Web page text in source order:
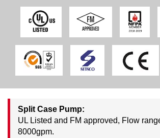
Split Case Pump:
UL Listed and FM approved, Flow
8000gpm.